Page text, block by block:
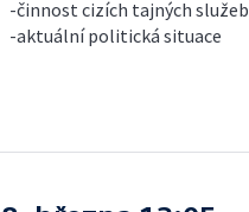
-činnost cizích tajných
-aktuální politická situace